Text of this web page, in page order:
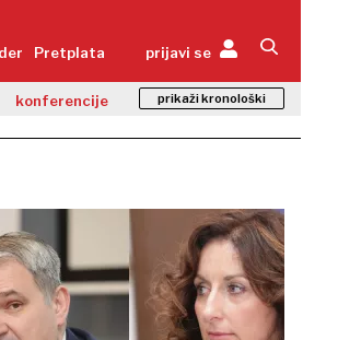
Pretplata prijavi se
konferencije prikaži kronološki